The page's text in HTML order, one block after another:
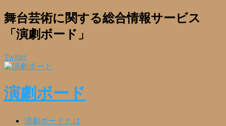
舞台芸術に関する総合情報サービス
「演劇ボード」
Twitter
演劇ボード
演劇ボードとは